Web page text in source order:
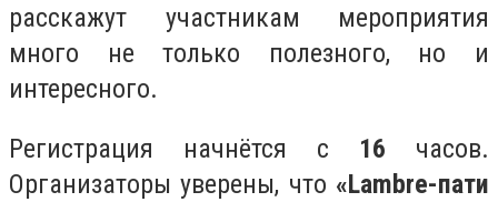
расскажут участникам мероприятия
много не только полезного, но и
интересного.
Регистрация начнётся с 16 часов.
Организаторы уверены, что «Lambre-пати